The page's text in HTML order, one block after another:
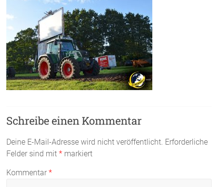
Schreibe einen Kommentar
Deine E-Mail-Adresse wird nicht veröffentlicht. Erforderliche
Felder sind mit* markiert
Kommentar*